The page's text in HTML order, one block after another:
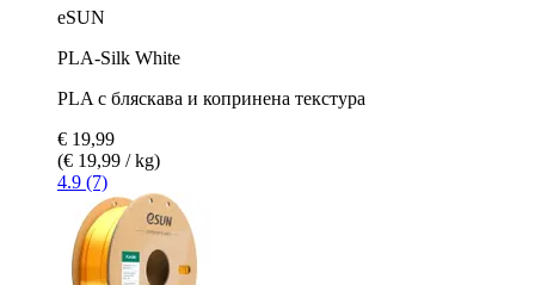
eSUN
PLA-Silk White
PLA с бляскава и копринена текстура
€ 19,99
(€ 19,99 / kg)
4.9 (7)